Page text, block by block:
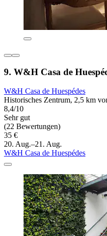
9. W&H Casa de
W&H Casa de Huespédes
Historisches Zentrum, 2,5 km
8,4/10
Sehr gut
(22 Bewertungen)
35 €
20. Aug.–21. Aug.
W&H Casa de Huespédes